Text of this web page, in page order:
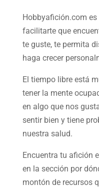
Hobbyafición.com
facilitarte que
te guste, te permita
haga crecer
El tiempo libre está
tener la mente
en algo que nos
sentir bien y tiene
nuestra salud.
Encuentra tu afición
en la sección por
montón de recursos